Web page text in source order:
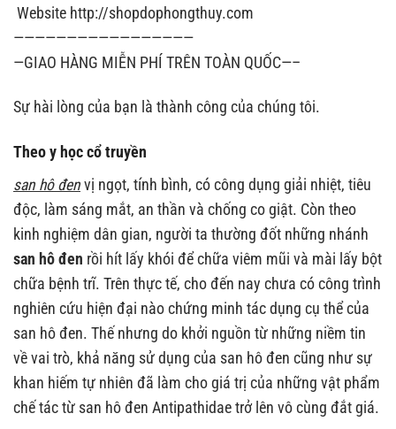
Website http://shopdophongthuy.com
—————————————————
—GIAO HÀNG MIỄN PHÍ TRÊN TOÀN QUỐC—–
Sự hài lòng của bạn là thành công của chúng tôi.
Theo y học cổ truyền
san hô đen vị ngọt, tính bình, có công dụng giải nhiệt, tiêu
độc, làm sáng mắt, an thần và chống co giật. Còn theo
kinh nghiệm dân gian, người ta thường đốt những nhánh
san hô đen rồi hít lấy khói để chữa viêm mũi và mài lấy bột
chữa bệnh trĩ. Trên thực tế, cho đến nay chưa có công trình
nghiên cứu hiện đại nào chứng minh tác dụng cụ thể của
san hô đen. Thế nhưng do khởi nguồn từ những niềm tin
về vai trò, khả năng sử dụng của san hô đen cũng như sự
khan hiếm tự nhiên đã làm cho giá trị của những vật phẩm
chế tác từ san hô đen Antipathidae trở lên vô cùng đắt giá.